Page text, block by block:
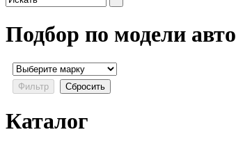
Подбор по модели авто
Каталог